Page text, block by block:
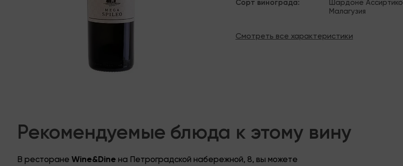
Сорт винограда: Шардоне Ассиртико
Малагузия
Смотреть все характеристики
Рекомендуемые блюда к этому вину
В ресторане Wine&Dine на Петроградской набережной, 8, вы можете